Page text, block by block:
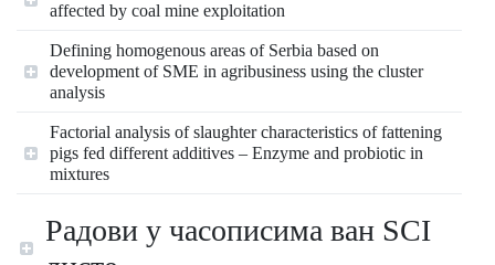
affected by coal mine exploitation
Defining homogenous areas of Serbia based on
development of SME in agribusiness using the cluster
analysis
Factorial analysis of slaughter characteristics of fattening
pigs fed different additives – Enzyme and probiotic in
mixtures
Радови у часописима ван SCI